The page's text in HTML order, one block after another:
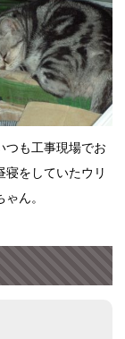
つも工事現場でお
寝をしていたウリ
ゃん。